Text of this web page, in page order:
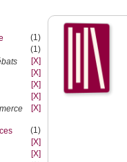
(1)
(1)
[X]
[X]
[X]
[X]
[X]
(1)
[X]
[X]